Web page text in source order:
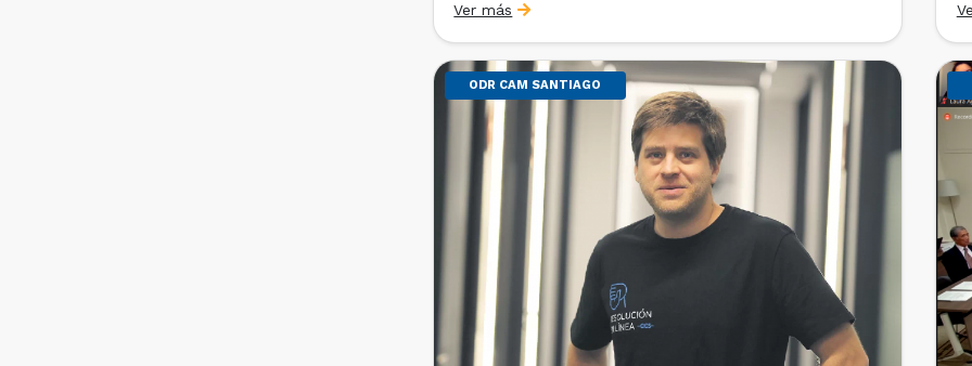
Chile) participó como moderadora en la Cuarta Sesión
del «Ciclo de Conferencias de Derecho Constitucional y
[…]
Ver más
ODR CAM SANTIAGO